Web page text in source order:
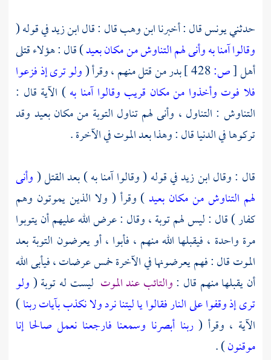
حدثني يونس قال : أخبرناابن وهبقال : قالابن زيدفي قوله (
وقالوا آمنا به وأنى لهم التناوش من مكان بعيد) قال : هؤلاء قتلى
أهل[ص: بدرمن قتل منهم ، وقرأ (ولو ترى إذ فزعوا
فلا فوت وأخذوا من مكان قريب وقالوا آمنا به) الآية قال :
التناوش : التناول ، وأنى لهم تناول التوبة من مكان بعيد وقد
تركوها في الدنيا قال : وهذا بعد الموت في الآخرة .
قال : وقالابن زيدفي قوله ( وقالوا آمنا به ) بعد القتل (وأنى
لهم التناوش من مكان بعيد) وقرأ ( ولا الذين يموتون وهم
كفار ) قال : ليس لهم توبة ، وقال : عرض الله عليهم أن يتوبوا
مرة واحدة ، فيقبلها الله منهم ، فأبوا ، أو يعرضون التوبة بعد
الموت قال : فهم يعرضونها في الآخرة خمس عرضات ، فيأبى الله
أن يقبلها منهم قال :والتائب عند الموت ليست له توبة (ولو
ترى إذ وقفوا على النار فقالوا يا ليتنا نرد ولا نكذب بآيات ربنا)
الآية ، وقرأ (ربنا أبصرنا وسمعنا فارجعنا نعمل صالحا إنا
موقنون) .